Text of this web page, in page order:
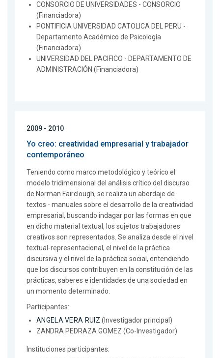
CONSORCIO DE UNIVERSIDADES - CONSORCIO
(Financiadora)
PONTIFICIA UNIVERSIDAD CATOLICA DEL PERU -
Departamento Académico de Psicología
(Financiadora)
UNIVERSIDAD DEL PACIFICO - DEPARTAMENTO DE
ADMINISTRACIÓN (Financiadora)
2009 - 2010
Yo creo: creatividad empresarial y trabajador
contemporáneo
Teniendo como marco metodológico y teórico el
modelo tridimensional del análisis crítico del discurso
de Norman Fairclough, se realiza un abordaje de
textos - manuales sobre el desarrollo de la creatividad
empresarial, buscando indagar por las formas en que
en dicho material textual, los sujetos trabajadores
creativos son representados. Se analiza desde el nivel
textual-representacional, el nivel de la práctica
discursiva y el nivel de la práctica social, entendiendo
que los discursos contribuyen en la constitución de las
prácticas, saberes e identidades de una sociedad en
un momento determinado.
Participantes:
ANGELA VERA RUIZ (Investigador principal)
ZANDRA PEDRAZA GOMEZ (Co-Investigador)
Instituciones participantes: